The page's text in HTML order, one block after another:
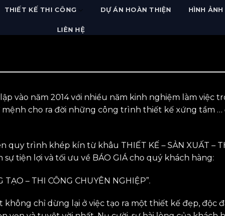
THIẾT KẾ THI CÔNG DỰ ÁN HOÀN THIỆN HÌNH
LIÊN HỆ
vào năm 2014 với nhiều năm kinh nghiệm làm
mệnh cho ra đời những công trình thiết kế xứng tầm
quy trình khép kín từ khâu THIẾT KẾ – SẢN XUẤT –
tiện lợi và tối ưu về BÁO GIÁ cho quý khách hàng:
– THI CÔNG CHUYÊN NGHIỆP”.
không chỉ dừng lại ở việc tạo ra một thiết kế đẹp,